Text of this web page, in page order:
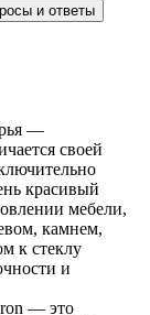
и ответы
—
своей
красивый
мебели,
камнем,
к стеклу
и
— это